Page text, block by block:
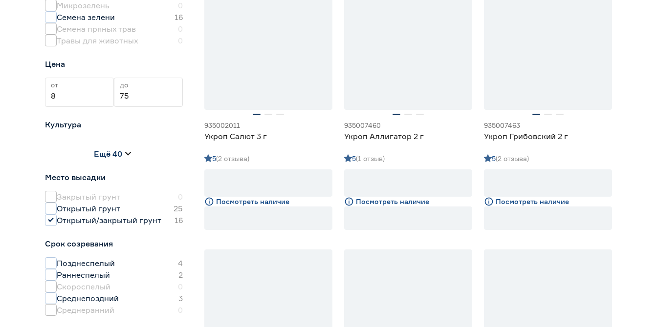
Микрозелень
0
Семена зелени
16
Семена пряных трав
0
Травы для животных
0
Цена
от до
Культура
Горчица
Ещё 40
Место высадки
Закрытый грунт
0
Открытый грунт
25
Открытый/закрытый грунт
16
Срок созревания
Позднеспелый
4
Раннеспелый
2
Скороспелый
0
Среднепоздний
3
Среднеранний
0
935002011
Укроп Салют 3 г
5(2 отзыва)
Посмотреть наличие
935007460
Укроп Аллигатор 2 г
5(1 отзыв)
Посмотреть наличие
935007463
Укроп Грибовский 2 г
5(2 отзыва)
Посмотреть наличие